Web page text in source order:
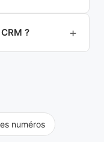
?
numéros